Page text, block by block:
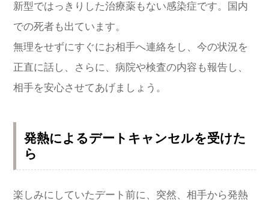
新型ではっきりした治療薬もない感染症です。国内
での死者も出ています。
無理をせずにすぐにお相手へ連絡をし、今の状況を
正直に話し、さらに、病院や検査の内容も報告し、
相手を安心させてあげましょう。
発熱によるデートキャンセルを受けた
ら
楽しみにしていたデート前に、突然、相手から発熱